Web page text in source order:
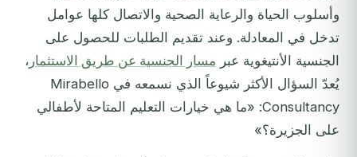
وأسلوب الحياة والرعاية الصحية والاتصال كلها عوامل
تدخل في المعادلة. وعند تقديم الطلبات للحصول على
الجنسية الأنتيغوية عبر مسار الجنسية عن طريق الاستثمار ،
يُعدّ السؤال الأكثر شيوعاً الذي نسمعه في Mirabello
Consultancy: «ما هي خيارات التعليم المتاحة لأطفالي
على الجزيرة؟»